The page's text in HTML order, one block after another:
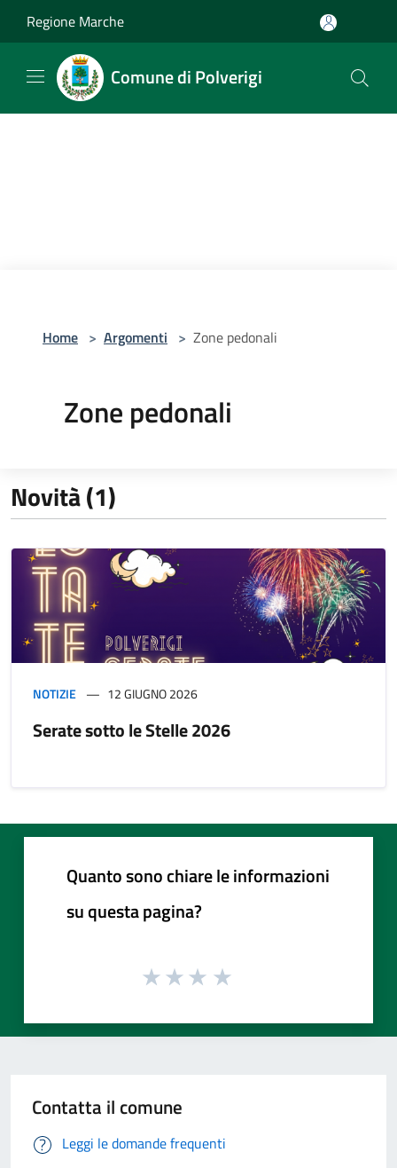
Regione Marche
Comune di Polverigi
Home > Argomenti > Zone pedonali
Zone pedonali
Novità (1)
NOTIZIE 12 GIUGNO 2026
Serate sotto le Stelle 2026
Quanto sono chiare le informazioni
su questa pagina?
Contatta il comune
Leggi le domande frequenti